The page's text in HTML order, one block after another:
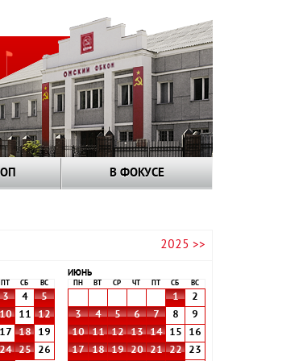
В ФОКУСЕ
2025 >>
СБ ВС
3 4
5
11
12
17 18
19
25
26
ИЮНЬ
ПН ВТ СР ЧТ СБ ВС
1
2
3
4 5 6 7 8
9
10
11 12 13 14 15
16
17
18 19 20 21 22
23